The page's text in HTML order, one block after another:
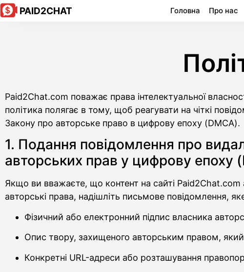
PAID2CHAT Головна Про нас
Paid2Chat.com поважає права інтелектуальної
політика полягає в тому, щоб реагувати на чіткі
Закону про авторське право в цифрову епоху (DMCA).
1. Подання повідомлення про
авторських прав у цифрову епоху
Якщо ви вважаєте, що контент на сайті
авторські права, надішліть письмове повідомлення,
Фізичний або електронний підпис власника
Опис твору, захищеного авторським правом,
Конкретні URL-адреси або розташування